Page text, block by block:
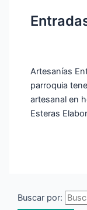
Artesanías
parroquia
artesanal en
Esteras
Buscar por: